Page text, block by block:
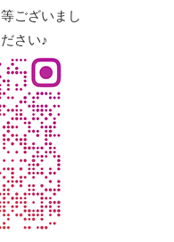
ございまし
さい♪